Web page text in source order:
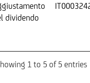
dividendo
1 to 5 of 5 entries